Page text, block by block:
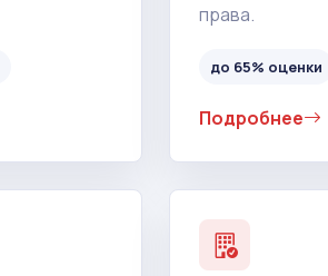
права.
до 65% оценки
Подробнее